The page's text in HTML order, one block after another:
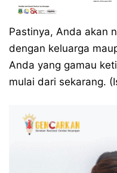
Pastinya, Anda akan
dengan keluarga
Anda yang gamau
mulai dari sekarang.